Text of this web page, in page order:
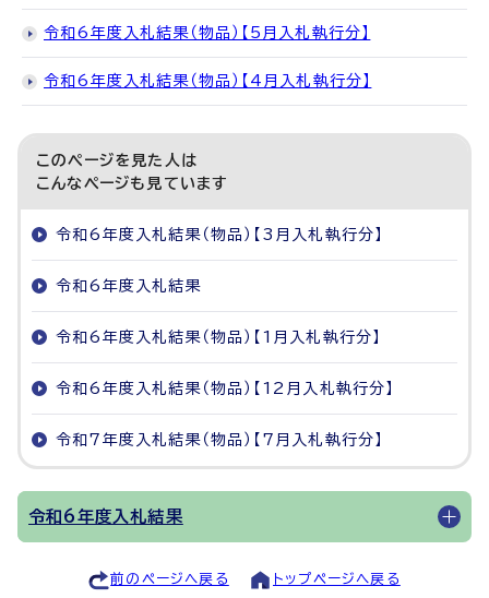
令和6年度入札結果（物品）【5月入札執行分】
令和6年度入札結果（物品）【4月入札執行分】
このページを見た人は
こんなページも見ています
令和6年度入札結果（物品）【3月入札執行分】
令和6年度入札結果
令和6年度入札結果（物品）【1月入札執行分】
令和6年度入札結果（物品）【12月入札執行分】
令和7年度入札結果（物品）【7月入札執行分】
令和6年度入札結果
前のページへ戻る トップページへ戻る